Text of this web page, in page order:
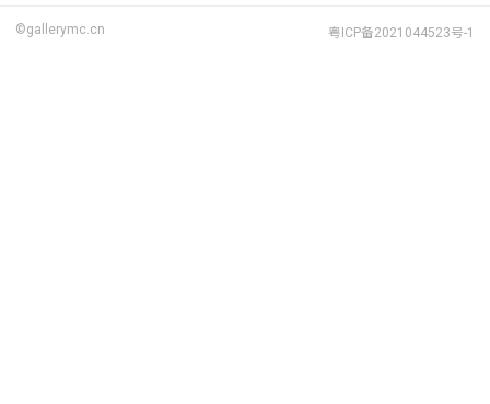
©gallerymc.cn 粤ICP备2021044523号-1